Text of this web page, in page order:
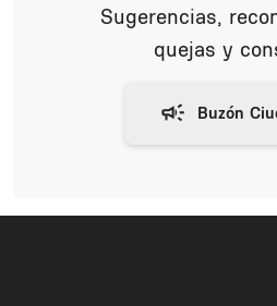
Sugerencias,
quejas y